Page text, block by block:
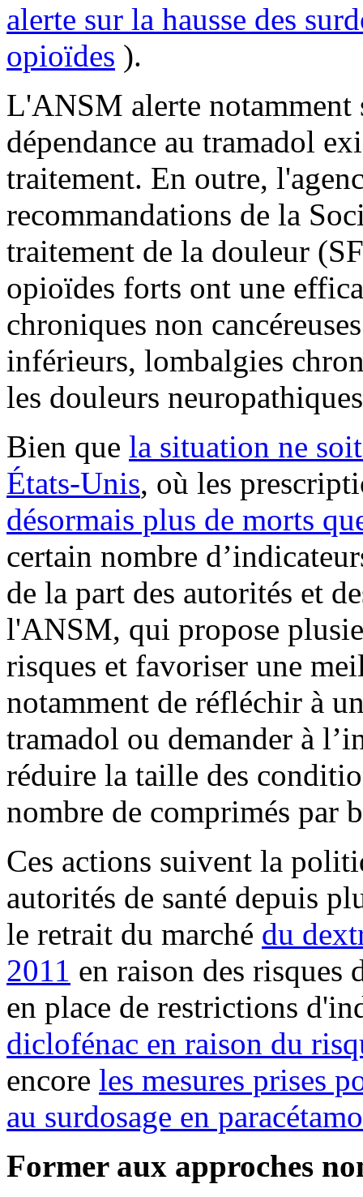
alerte sur la hausse des
opioïdes ).
L'ANSM alerte notamment
dépendance au tramadol
traitement. En outre,
recommandations de la
traitement de la douleur
opioïdes forts ont une
chroniques non
inférieurs, lombalgies
les douleurs
Bien que la situation ne
États-Unis, où les
désormais plus de morts
certain nombre
de la part des autorités et
l'ANSM, qui propose
risques et favoriser une
notamment de réfléchir à
tramadol ou demander à
réduire la taille des
nombre de comprimés par
Ces actions suivent la
autorités de santé depuis
le retrait du marché du
2011 en raison des risques
en place de restrictions
diclofénac en raison du
encore les mesures prises
au surdosage en
Former aux approches